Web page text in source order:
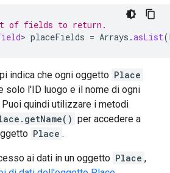
of fields to return.
> placeFields = Arrays .asList(
indica che ogni oggetto Place
solo l'ID luogo e il nome di ogni
quindi utilizzare i metodi
per accedere a
Place .
ai dati in un oggetto Place ,